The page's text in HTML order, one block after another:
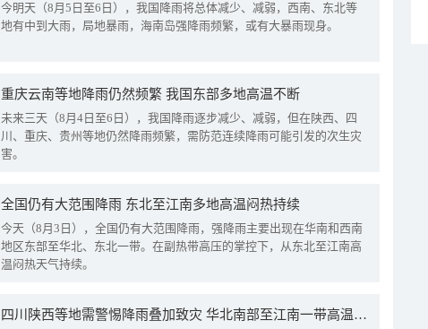
今明天（8月5日至6日），我国降雨将总体减少、减弱，西南、东北等
地有中到大雨，局地暴雨，海南岛强降雨频繁，或有大暴雨现身。
重庆云南等地降雨仍然频繁 我国东部多地高温不断
未来三天（8月4日至6日），我国降雨逐步减少、减弱，但在陕西、四
川、重庆、贵州等地仍然降雨频繁，需防范连续降雨可能引发的次生灾
害。
全国仍有大范围降雨 东北至江南多地高温闷热持续
今天（8月3日），全国仍有大范围降雨，强降雨主要出现在华南和西南
地区东部至华北、东北一带。在副热带高压的掌控下，从东北至江南高
温闷热天气持续。
四川陕西等地需警惕降雨叠加致灾 华北南部至江南一带高温频现